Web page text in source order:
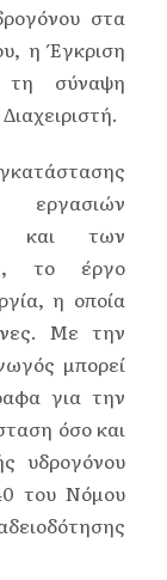
στα
η Έγκριση
τη σύναψη
και των
το έργο
η οποία
Με την
μπορεί
για την
όσο και
υδρογόνου
του Νόμου